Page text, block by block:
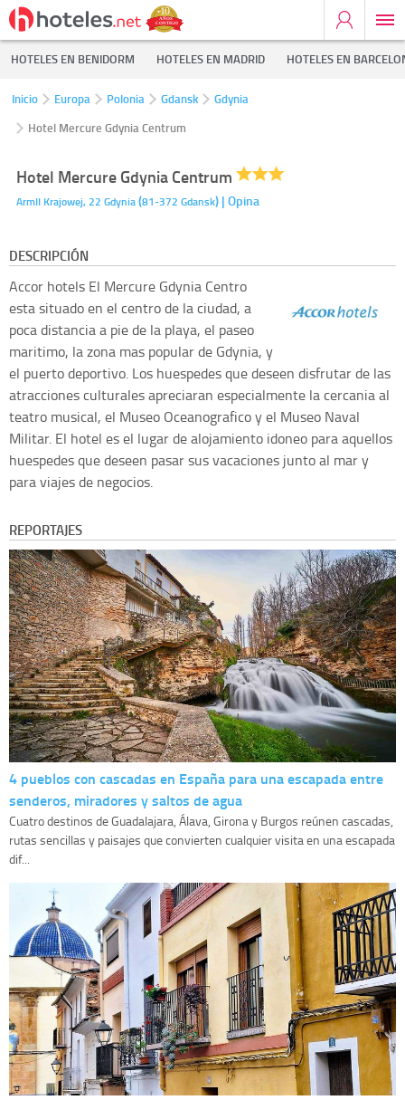
HOTELES EN BENIDORM HOTELES EN MADRID HOTELES EN
Inicio Europa Polonia Gdansk
Gdynia
Hotel Mercure Gdynia Centrum
Hotel Mercure Gdynia Centrum
ArmII Krajowej, 22 Gdynia(81-372 Gdansk) | Opina
DESCRIPCIÓN
Accor hotels El Mercure Gdynia Centro
esta situado en el centro de la ciudad, a
poca distancia a pie de la playa, el paseo
maritimo, la zona mas popular de Gdynia, y
el puerto deportivo. Los huespedes que deseen disfrutar de las
atracciones culturales apreciaran especialmente la cercania al
teatro musical, el Museo Oceanografico y el Museo Naval
Militar. El hotel es el lugar de alojamiento idoneo para aquellos
huespedes que deseen pasar sus vacaciones junto al mar y
para viajes de negocios.
REPORTAJES
4 pueblos con cascadas en España para una escapada entre
senderos, miradores y saltos de agua
Cuatro destinos de Guadalajara, Álava, Girona y Burgos reúnen cascadas,
rutas sencillas y paisajes que convierten cualquier visita en una escapada
dif...